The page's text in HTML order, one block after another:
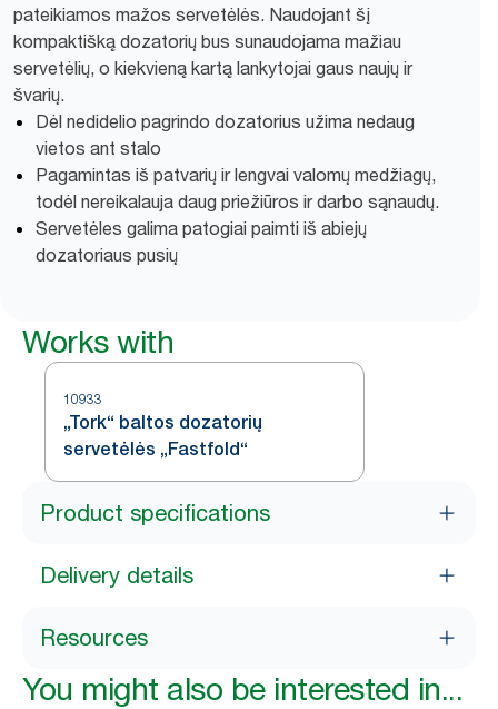
pateikiamos mažos servetėlės. Naudojant šį
kompaktišką dozatorių bus sunaudojama mažiau
servetėlių, o kiekvieną kartą lankytojai gaus naujų ir
švarių.
Dėl nedidelio pagrindo dozatorius užima nedaug
vietos ant stalo
Pagamintas iš patvarių ir lengvai valomų medžiagų,
todėl nereikalauja daug priežiūros ir darbo sąnaudų.
Servetėles galima patogiai paimti iš abiejų
dozatoriaus pusių
Works with
10933
„Tork“ baltos dozatorių
servetėlės „Fastfold“
Product specifications
Delivery details
Resources
You might also be interested in...